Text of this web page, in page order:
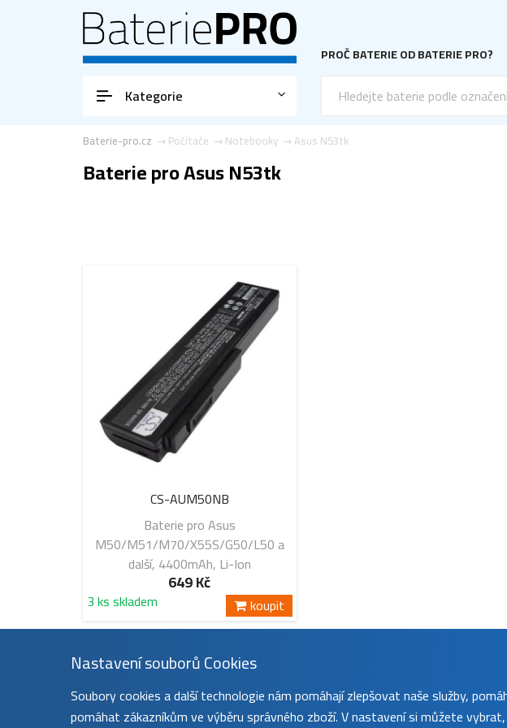
PROČ BATERIE OD BATERIE PRO?
Kategorie
Asus N53tk
Notebooky
Počítače
Baterie-pro.cz
Baterie pro Asus N53tk
CS-AUM50NB
Baterie pro Asus
M50/M51/M70/X55S/G50/L50 a
další, 4400mAh, Li-Ion
649 Kč
3 ks skladem koupit
Nastavení souborů Cookies
Soubory cookies a další technologie nám pomáhají zlepšovat naše služby,
pomáhat zákazníkům ve výběru správného zboží. V nastavení si můžete